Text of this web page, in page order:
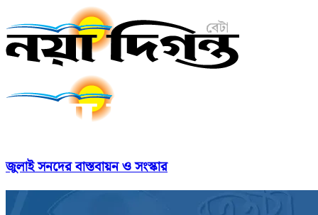
জুলাই সনদের বাস্তবায়ন ও সংস্কার